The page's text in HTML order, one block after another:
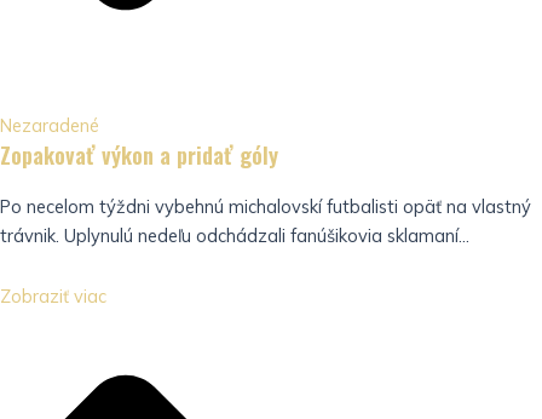
Nezaradené
Zopakovať výkon a pridať góly
Po necelom týždni vybehnú michalovskí futbalisti opäť na vlastný
trávnik. Uplynulú nedeľu odchádzali fanúšikovia sklamaní...
Zobraziť viac